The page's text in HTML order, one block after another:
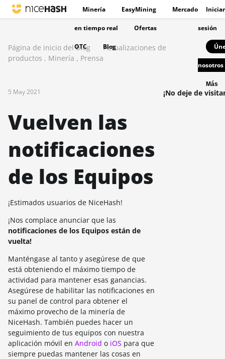
Minería EasyMining Mercado
en tiempo real Ofertas
OTC Blog
Iniciar
sesión
nosotros
Más
Página de inicio del blog
Actualizaciones de
productos , Minería , Prensa
5 May 2021
Vuelven las
notificaciones
de los Equipos
¡Estimados usuarios de NiceHash!
¡Nos complace anunciar que las
notificaciones de los Equipos están de
vuelta!
Manténgase al tanto y asegúrese de que
está obteniendo el máximo tiempo de
actividad para mantener esas ganancias.
Asegúrese de habilitar las notificaciones en
su panel de control para obtener el
máximo provecho de la minería de
NiceHash. También puedes hacer un
seguimiento de tus equipos con nuestra
aplicación móvil en Android o iOS para que
siempre puedas mantener las cosas en
¡No deje de